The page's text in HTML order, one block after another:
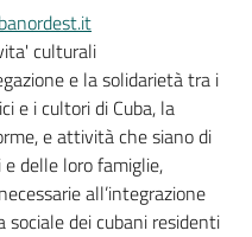
culturali
e la solidarietà tra i
e i cultori di Cuba, la
e attività che siano di
delle loro famiglie,
all’integrazione
dei cubani residenti